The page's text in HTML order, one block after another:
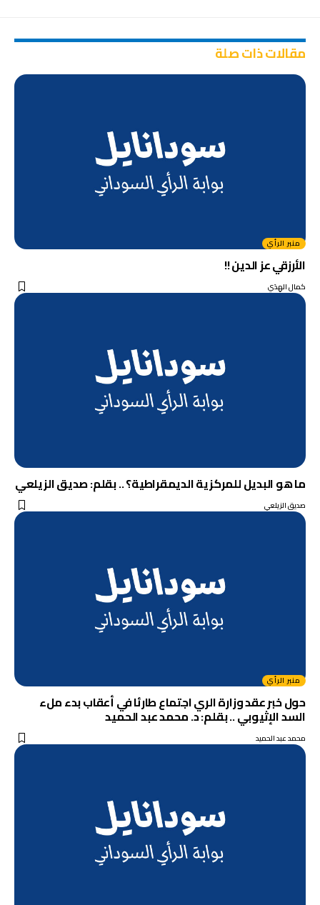
مقالات ذات صلة
منبر الرأي
الأرزقي عز الدين !!
كمال الهِدَي
ما هو البديل للمركزية الديمقراطية؟ .. بقلم: صديق الزيلعي
صديق الزيلعي
منبر الرأي
حول خبر عقد وزارة الري اجتماع طارئا في أعقاب بدء ملء
السد الإثيوبي .. بقلم: د. محمد عبد الحميد
محمد عبد الحميد